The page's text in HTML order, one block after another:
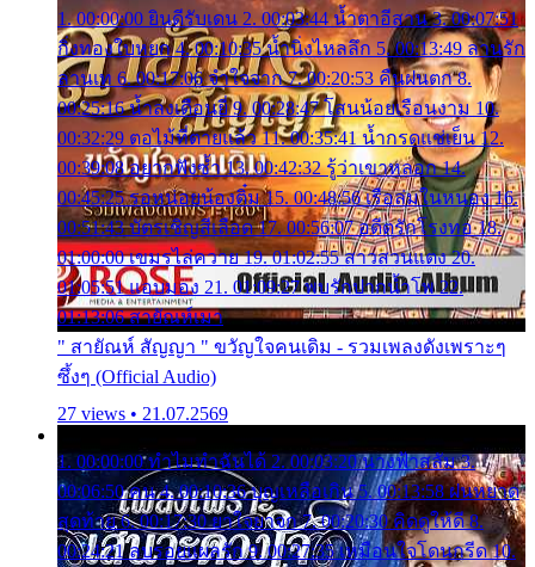
1. 00:00:00 ยินดีรับเดน 2. 00:03:44 น้ำตาอีสาน 3. 00:07:51
กิ่งทองใบหยก 4. 00:10:35 น้ำนิ่งไหลลึก 5. 00:13:49 ลานรัก
ลานเท 6. 00:17:06 จำใจจาก 7. 00:20:53 คืนฝนตก 8.
00:25:16 น้ำลงเดือนยี่ 9. 00:28:47 โสนน้อยเรือนงาม 10.
00:32:29 ตอไม้ที่ตายแล้ว 11. 00:35:41 น้ำกรดแช่เย็น 12.
00:39:08 อยากฟังซ้ำ 13. 00:42:32 รู้ว่าเขาหลอก 14.
00:45:25 รอหน่อยน้องติ๋ม 15. 00:48:56 เรือล่มในหนอง 16.
00:51:43 บัตรเชิญสีเลือด 17. 00:56:07 อดีตรักโรงทอ 18.
01:00:00 เขมรไล่ควาย 19. 01:02:55 สาวสวนแตง 20.
01:05:51 แอบมอง 21. 01:09:27 พบรักปากน้ำโพ 22.
01:13:06 สายัณห์เมา
" สายัณห์ สัญญา " ขวัญใจคนเดิม - รวมเพลงดังเพราะๆ
ซึ้งๆ (Official Audio)
27 views • 21.07.2569
1. 00:00:00 ทำไมทำฉันได้ 2. 00:03:20 นางฟ้าสลัม 3.
00:06:50 คน 4. 00:10:36 บุญเหลือเกิน 5. 00:13:58 ฝนหยาด
สุดท้าย 6. 00:17:30 ยาใจยาจก 7. 00:20:30 คิดดูให้ดี 8.
00:24:21 ลบรอยแผลรัก 9. 00:27:35 เหมือนใจโดนกรีด 10.